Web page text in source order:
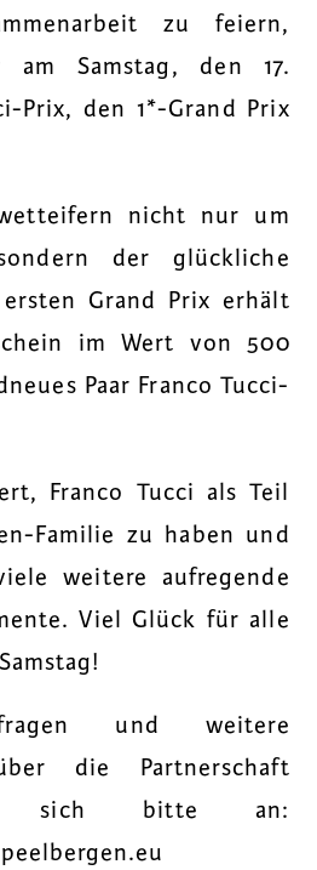
zu feiern,
am Samstag, den 17.
Prix, den 1*-Grand Prix
nicht nur um
der glückliche
Grand Prix erhält
im Wert von 500
Paar Franco Tucci-
Franco Tucci als Teil
Familie zu haben und
weitere aufregende
Viel Glück für alle
und weitere
die Partnerschaft
sich bitte an: